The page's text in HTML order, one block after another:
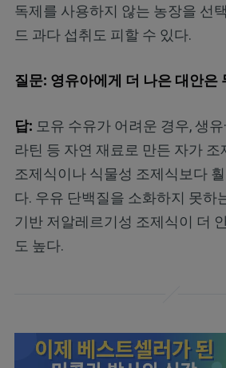
독제를 사용하지 않는 농장을 선
드 과다 섭취도 피할 수 있다.
질문: 영유아에게 더 나은 대안은
답: 모유 수유가 어려운 경우, 생유
라틴 등 자연 재료로 만든 자가 조
조제식이나 식물성 조제식보다
다. 우유 단백질을 소화하지 못하
기반 저알레르기성 조제식이 더
도 높다.